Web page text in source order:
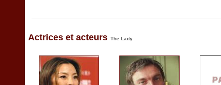
Actrices et acteurs The Lady